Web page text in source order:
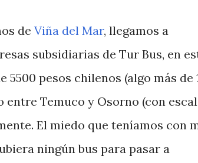
de Viña del Mar, llegamos a
subsidiarias de Tur Bus, en
5500 pesos chilenos (algo más de
Temuco y Osorno (con
El miedo que teníamos con
ningún bus para pasar a